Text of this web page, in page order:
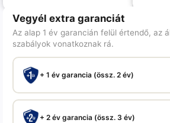
Vegyél extra garanciát
Az alap 1 év garancián felül értendő, az
szabályok vonatkoznak rá.
+ 1 év garancia (össz. 2 év)
+ 2 év garancia (össz. 3 év)